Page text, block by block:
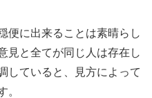
便に出来ることは素晴らし
見と全てが同じ人は存在し
していると、見方によって
。